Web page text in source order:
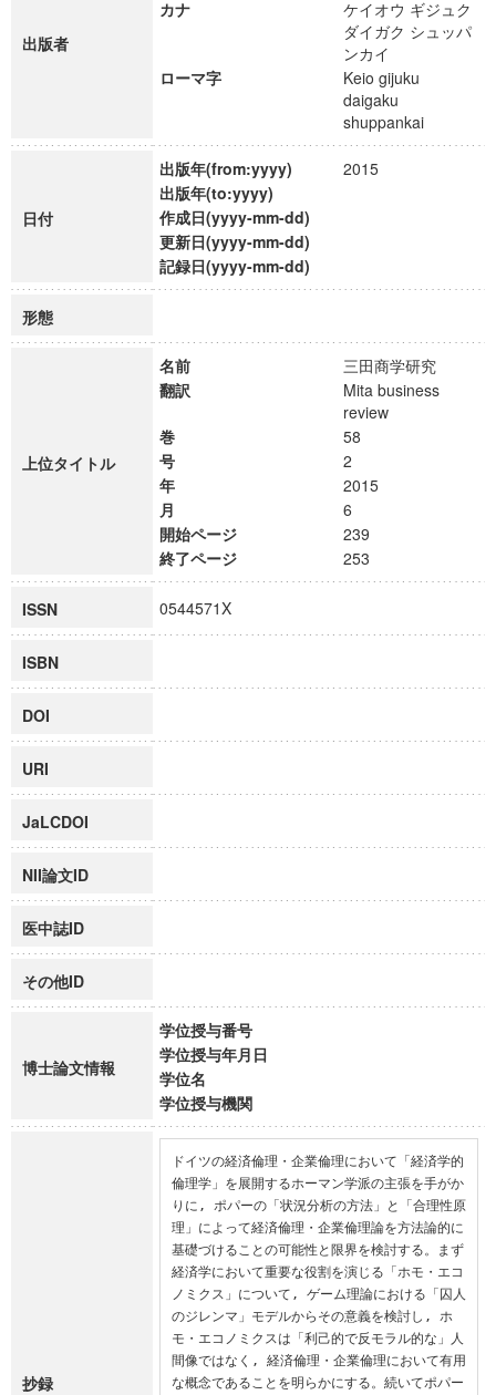
出版者
カナ
ケイオウ ギジュク
ダイガク シュッパ
ンカイ
ローマ字
Keio gijuku
daigaku
shuppankai
日付
出版年(from:yyyy)
2015
出版年(to:yyyy)
作成日(yyyy-mm-dd)
更新日(yyyy-mm-dd)
記録日(yyyy-mm-dd)
形態
上位タイトル
名前
三田商学研究
翻訳
Mita business
review
巻
58
号
2
年
2015
月
6
開始ページ
239
終了ページ
253
ISSN 0544571X
ISBN
DOI
URI
JaLCDOI
NII論文ID
医中誌ID
その他ID
博士論文情報
学位授与番号
学位授与年月日
学位名
学位授与機関
抄録
ドイツの経済倫理・企業倫理において「経済学的
倫理学」を展開するホーマン学派の主張を手がか
りに, ポパーの「状況分析の方法」と「合理性原
理」によって経済倫理・企業倫理論を方法論的に
基礎づけることの可能性と限界を検討する。まず
経済学において重要な役割を演じる「ホモ・エコ
ノミクス」について, ゲーム理論における「囚人
のジレンマ」モデルからその意義を検討し, ホ
モ・エコノミクスは「利己的で反モラル的な」人
間像ではなく, 経済倫理・企業倫理において有用
な概念であることを明らかにする。続いてポパー